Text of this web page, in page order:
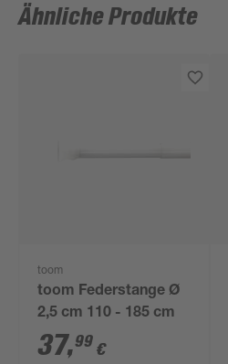
Ähnliche Produkte
toom
toom Federstange Ø
2,5 cm 110 - 185 cm
37,99 €